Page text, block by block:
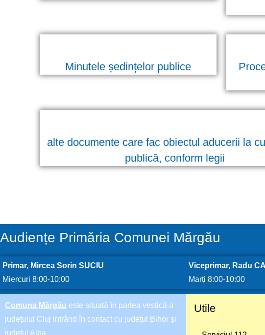
Minutele ședințelor publice
alte documente care fac obiectul aducerii la
publică, conform legii
Audiențe Primăria Comunei Mărgău
Primar, Mircea Sorin SUCIU
Miercuri 8:00-10:00
Viceprimar, Radu
Marți 8:00-10:00
Comuna Mărgău este situată în partea vestică a
județului Cluj intrând în contact cu județul Bihor și
județul Alba.
Utile